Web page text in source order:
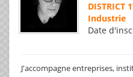
DISTRICT
Industrie
Date
J'accompagne entreprises,